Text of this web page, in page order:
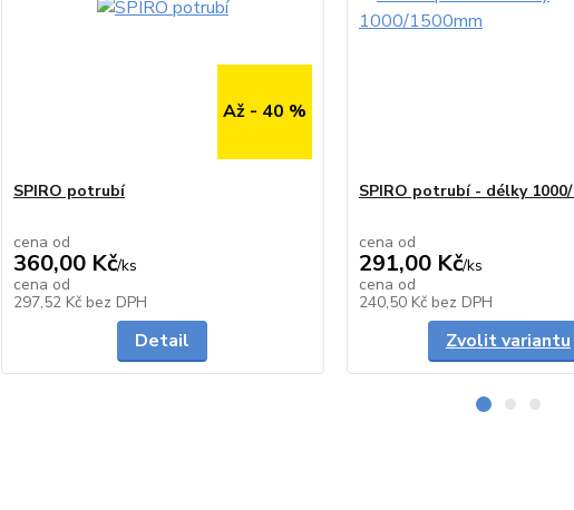
Až - 40 %
SPIRO potrubí
cena od
360,00 Kč/ks
cena od
297,52 Kč bez DPH
Detail
SPIRO potrubí - délky 1000/
cena od
291,00 Kč/ks
cena od
240,50 Kč bez DPH
Zvolit variantu